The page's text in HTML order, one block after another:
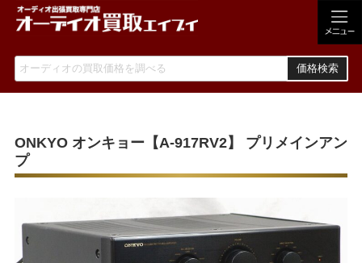
価格検索
ONKYO オンキョー【A-917RV2】 プリメインアン
プ